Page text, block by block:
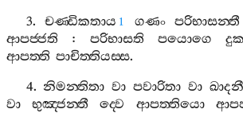
3. චණ‍්ඩිකතාය 1 ගණං පරිභාසන‍්තී
ආපජ‍්ජති : පරිභාසති පයොගෙ
ආපත‍්ති පාචිත‍්තියස‍්ස.
4.නිමන‍්තිතා වා පවාරිතා වා
වා
භුඤ‍්ජන‍්තී ද‍්වෙ ආපත‍්තියො